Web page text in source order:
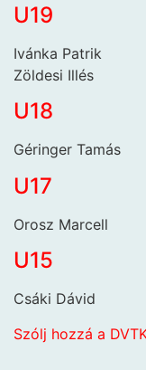
U19
Ivánka Patrik
Zöldesi Illés
U18
Géringer Tamás
U17
Orosz Marcell
U15
Csáki Dávid
Szólj hozzá a